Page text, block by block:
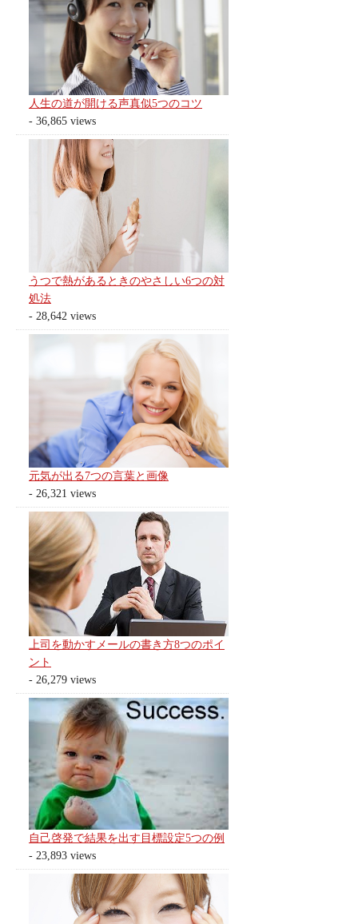
人生の道が開ける声真似5つのコツ
- 36,865 views
うつで熱があるときのやさしい6つの対
処法
- 28,642 views
元気が出る7つの言葉と画像
- 26,321 views
上司を動かすメールの書き方8つのポイ
ント
- 26,279 views
自己啓発で結果を出す目標設定5つの例
- 23,893 views